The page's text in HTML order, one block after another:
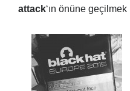
attack‘ın önüne